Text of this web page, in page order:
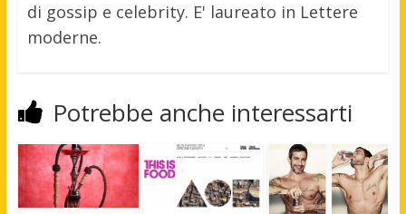
di gossip e celebrity. E' laureato in Lettere
moderne.
Potrebbe anche interessarti